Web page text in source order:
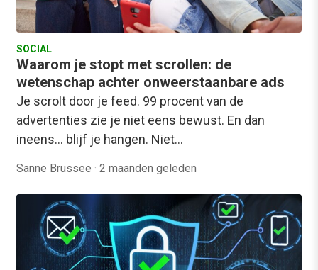
SOCIAL
Waarom je stopt met scrollen: de
wetenschap achter onweerstaanbare ads
Je scrolt door je feed. 99 procent van de
advertenties zie je niet eens bewust. En dan
ineens… blijf je hangen. Niet…
Sanne Brussee · 2 maanden geleden